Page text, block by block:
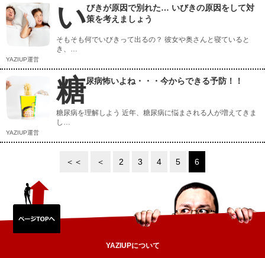
いびきが原因で別れた… いびきの原因をして対
策を考えましょう
そもそも何でいびきって出るの？ 彼女や奥さんと寝ていると
き、…
YAZIUP運営
糖尿病怖いよね・・・今からできる予防！！
糖尿病を理解しよう 近年、糖尿病に悩まされる人が増えてきま
し…
YAZIUP運営
＜＜ ＜ 2 3 4 5 6
YAZIUPについて